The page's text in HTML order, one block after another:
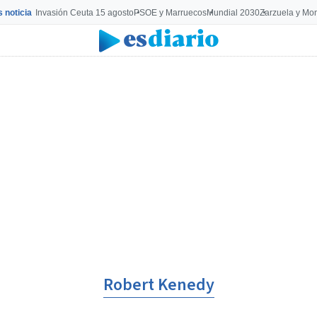
noticia Invasión Ceuta 15 agostoPSOE y MarruecosMundial 2030Zarzuela y
Robert Kenedy